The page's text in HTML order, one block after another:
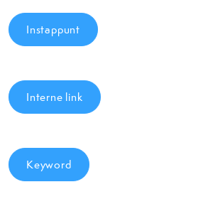
Instappunt
Interne link
Keyword